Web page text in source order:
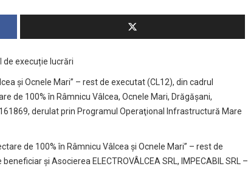
execuție lucrări
și Ocnele Mari” – rest de executat (CL12), din cadrul
de 100% în Râmnicu Vâlcea, Ocnele Mari, Drăgășani,
derulat prin Programul Operaţional Infrastructură Mare
de 100% în Râmnicu Vâlcea și Ocnele Mari” – rest de
și Asocierea ELECTROVÂLCEA SRL, IMPECABIL SRL –